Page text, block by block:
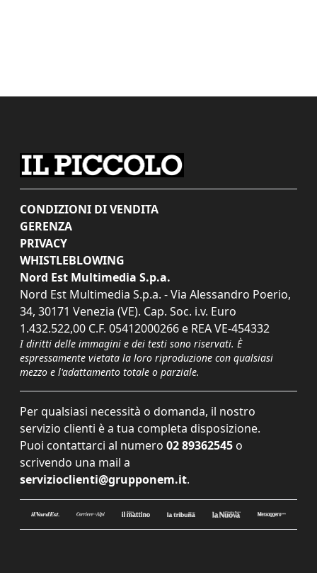
CONDIZIONI DI VENDITA
GERENZA
PRIVACY
WHISTLEBLOWING
Nord Est Multimedia S.p.a.
Nord Est Multimedia S.p.a. - Via Alessandro Poerio,
34, 30171 Venezia (VE). Cap. Soc. i.v. Euro
1.432.522,00 C.F. 05412000266 e REA VE-454332
I diritti delle immagini e dei testi sono riservati. È
espressamente vietata la loro riproduzione con qualsiasi
mezzo e l'adattamento totale o parziale.
Per qualsiasi necessità o domanda, il nostro
servizio clienti è a tua completa disposizione.
Puoi contattarci al numero 02 89362545 o
scrivendo una mail a
servizioclienti@grupponem.it.